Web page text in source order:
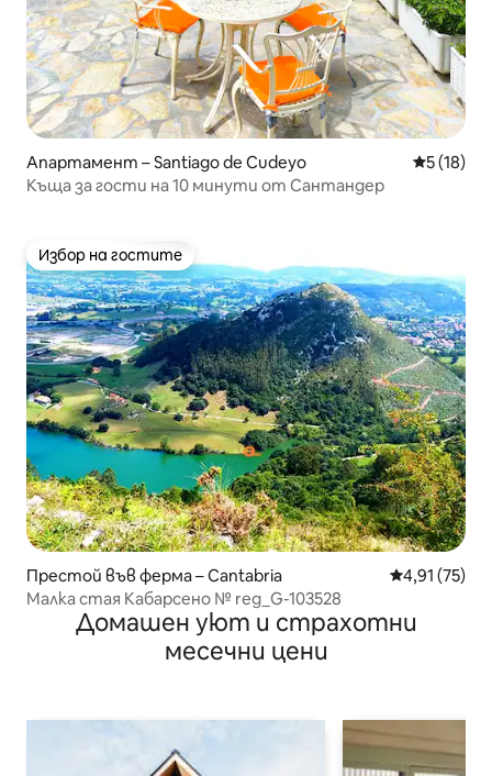
Апартамент – Santiago de Cudeyo Средна
5 (18)
Къща за гости на 10 минути от Сантандер
Избор на гостите
Избор на гостите
Престой във ферма – Cantabria Средна
4,91 (75)
Малка стая Кабарсено № reg_G-103528
Домашен уют и страхотни
месечни цени